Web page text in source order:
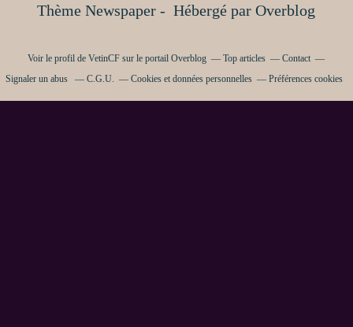
Thème Newspaper - Hébergé parOverblog
Voir le profil deVetinCF sur le portail Overblog Top articles
Contact
Signaler un abus
C.G.U. Cookies et données personnelles Préférences cookies